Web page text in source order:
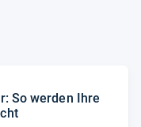
So wer­den Ihre